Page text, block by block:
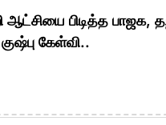
ஆட்சியை பிடித்த பாஜக,
கேள்வி..